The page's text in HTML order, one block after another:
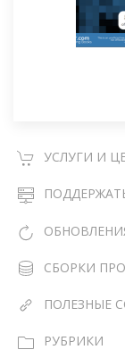
УСЛУГИ И
СБОРКИ
ПОЛЕЗНЫЕ
РУБРИКИ